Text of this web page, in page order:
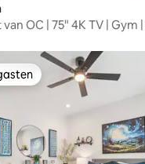
OC | 75" 4K TV | Gym
gasten